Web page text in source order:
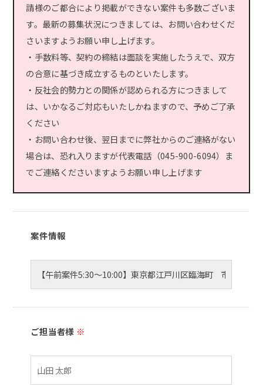
請様のご都合により掲載ができない案件も多数ございま
す。最新の募集状況につきましては、お問い合わせくだ
さいますようお願い申し上げます。
・手数料等、契約の締結は面談を実施したうえで、双方
の合意に基づき成立するものといたします。
・反社会的勢力との関係が認められる方につきまして
は、いかなるご対応もいたしかねますので、予めご了承
ください
・お問い合わせ後、翌日までに弊社からのご連絡がない
場合は、恐れ入りますが代表電話（045-900-6094）ま
でご連絡くださいますようお願い申し上げます
案件情報
ご担当者様 ※